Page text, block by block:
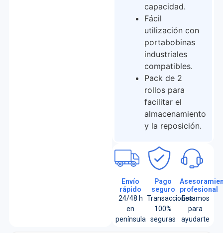
capacidad.
Fácil
utilización con
portabobinas
industriales
compatibles.
Pack de 2
rollos para
facilitar el
almacenamiento
y la reposición.
Envío
rápido
24/48 h
en
península
Pago
seguro
Transacciones
100%
seguras
profesional
Estamos
para
ayudarte